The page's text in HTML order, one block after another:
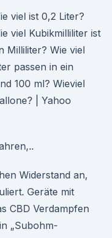
viel ist 0,2 Liter?
viel Kubikmilliliter ist
Milliliter? Wie viel
passen in ein
100 ml? Wieviel
| Yahoo
Widerstand an,
Geräte mit
CBD Verdampfen
„Subohm-